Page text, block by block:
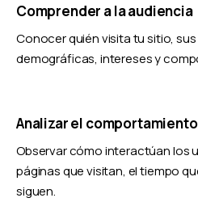
Comprender a la audiencia
Conocer quién visita tu sitio,
demográficas, intereses y
Analizar el
Observar cómo interactúan los
páginas que visitan, el tiempo
siguen.